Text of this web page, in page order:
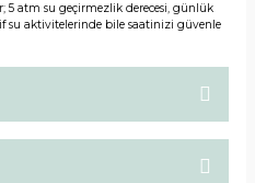
atm su geçirmezlik derecesi, günlük
su aktivitelerinde bile saatinizi güvenle